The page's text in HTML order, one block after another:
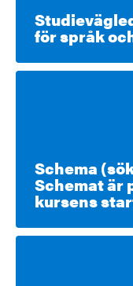
för språk
Schema
Schemat är
kursens